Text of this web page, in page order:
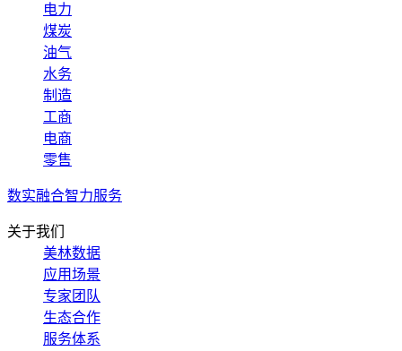
电力
煤炭
油气
水务
制造
工商
电商
零售
数实融合智力服务
关于我们
美林数据
应用场景
专家团队
生态合作
服务体系